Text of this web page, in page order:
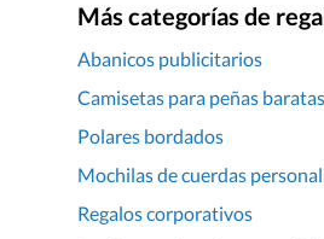
Más categorías de
Abanicos publicitarios
Camisetas para peñas baratas
Polares bordados
Mochilas de cuerdas
Regalos corporativos